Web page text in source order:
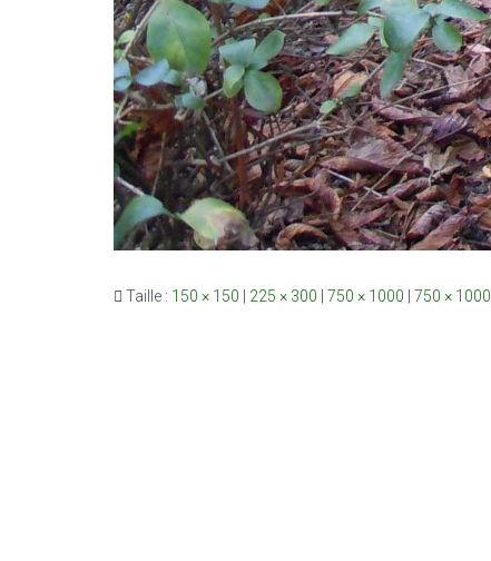
Taille : 150 × 150 225 × 300 750 × 1000 750 × 1000